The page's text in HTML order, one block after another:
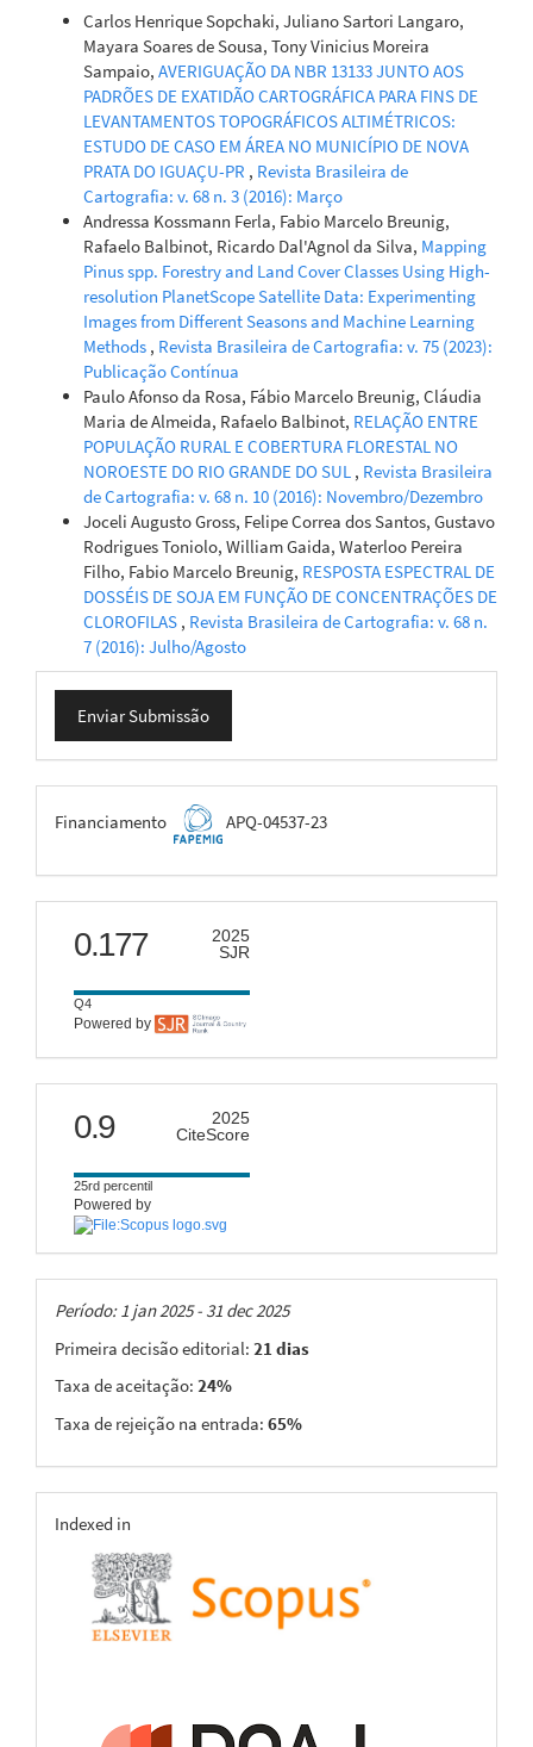
Carlos Henrique Sopchaki, Juliano Sartori Langaro,
Mayara Soares de Sousa, Tony Vinicius Moreira
Sampaio, AVERIGUAÇÃO DA NBR 13133 JUNTO AOS
PADRÕES DE EXATIDÃO CARTOGRÁFICA PARA FINS DE
LEVANTAMENTOS TOPOGRÁFICOS ALTIMÉTRICOS:
ESTUDO DE CASO EM ÁREA NO MUNICÍPIO DE NOVA
PRATA DO IGUAÇU-PR , Revista Brasileira de
Cartografia: v. 68 n. 3 (2016): Março
Andressa Kossmann Ferla, Fabio Marcelo Breunig,
Rafaelo Balbinot, Ricardo Dal'Agnol da Silva, Mapping
Pinus spp. Forestry and Land Cover Classes Using High-
resolution PlanetScope Satellite Data: Experimenting
Images from Different Seasons and Machine Learning
Methods , Revista Brasileira de Cartografia: v. 75 (2023):
Publicação Contínua
Paulo Afonso da Rosa, Fábio Marcelo Breunig, Cláudia
Maria de Almeida, Rafaelo Balbinot, RELAÇÃO ENTRE
POPULAÇÃO RURAL E COBERTURA FLORESTAL NO
NOROESTE DO RIO GRANDE DO SUL , Revista Brasileira
de Cartografia: v. 68 n. 10 (2016): Novembro/Dezembro
Joceli Augusto Gross, Felipe Correa dos Santos, Gustavo
Rodrigues Toniolo, William Gaida, Waterloo Pereira
Filho, Fabio Marcelo Breunig, RESPOSTA ESPECTRAL DE
DOSSÉIS DE SOJA EM FUNÇÃO DE CONCENTRAÇÕES DE
CLOROFILAS , Revista Brasileira de Cartografia: v. 68 n.
7 (2016): Julho/Agosto
Enviar
Submissão
Enviar Submissão
FAPEMIG
Financiamento APQ-04537-23
scimago
0.177
2025
SJR
Q4
Powered by
citescore
0.9
2025
CiteScore
25rd percentil
Powered by
Taxas
Período: 1 jan 2025 - 31 dec 2025
Primeira decisão editorial: 21 dias
Taxa de aceitação: 24%
Taxa de rejeição na entrada: 65%
indexing
Indexed in